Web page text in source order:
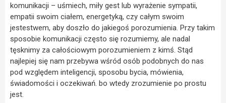
komunikacji – uśmiech, miły gest lub wyrażenie sympatii,
empatii swoim ciałem, energetyką, czy całym swoim
jestestwem, aby doszło do jakiegoś porozumienia. Przy takim
sposobie komunikacji często się rozumiemy, ale nadal
tęsknimy za całościowym porozumieniem z kimś. Stąd
najlepiej się nam przebywa wśród osób podobnych do nas
pod względem inteligencji, sposobu bycia, mówienia,
świadomości i oczekiwań. bo wtedy zrozumienie po prostu
jest.